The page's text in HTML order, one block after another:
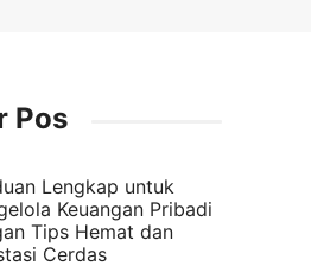
Pos
Lengkap untuk
Keuangan Pribadi
Tips Hemat dan
Cerdas